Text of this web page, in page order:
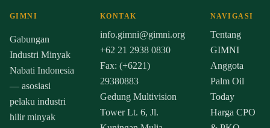
GIMNI
Gabungan
Industri Minyak
Nabati Indonesia
— asosiasi
pelaku industri
hilir minyak
KONTAK
info.gimni@gimni.org
+62 21 2938 0830
Fax: (+6221)
29380883
Gedung Multivision
Tower Lt. 6, Jl.
NAVIGASI
Tentang
GIMNI
Anggota
Palm Oil
Today
Harga CPO